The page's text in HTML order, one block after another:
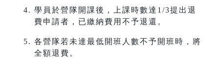
學員於營隊開課後，上課時數達1/3提出退
費申請者，已繳納費用不予退還。
各營隊若未達最低開班人數不予開班時，將
全額退費。